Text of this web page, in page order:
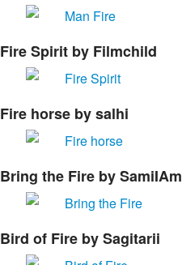
Fire Spirit by Filmchild
Fire horse by salhi
Bring the Fire by SamiIAm
Bird of Fire by Sagitarii